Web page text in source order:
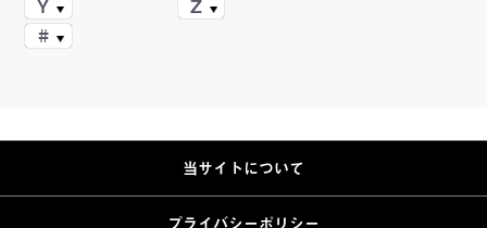
Y
Z
#
当サイトについて
プライバシーポリシー